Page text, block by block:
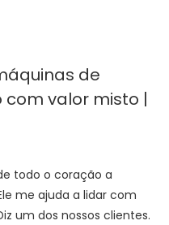
de
valor misto |
todo o coração a
me ajuda a lidar com
um dos nossos clientes.